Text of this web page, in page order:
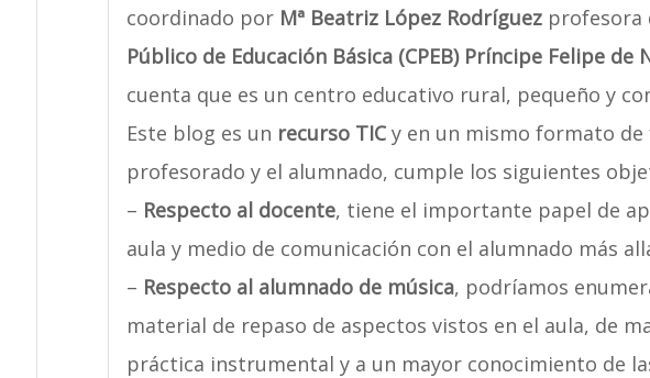
coordinado por Mª Beatriz López Rodríguezprofesora
Público de Educación Básica (CPEB) Príncipe Felipe de
cuenta que es un centro educativo rural, pequeño y
Este blog es un recurso TICy en un mismo formato
profesorado y el alumnado, cumple los siguientes
– Respecto al docente, tiene el importante papel de
aula y medio de comunicación con el alumnado más
– Respecto al alumnado de música, podríamos
material de repaso de aspectos vistos en el aula, de
práctica instrumental y a un mayor conocimiento de